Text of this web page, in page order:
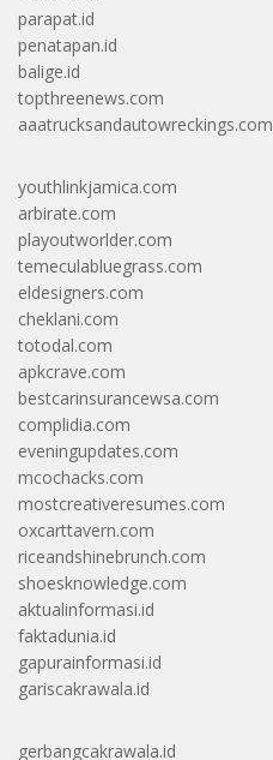
parapat.id
penatapan.id
balige.id
topthreenews.com
aaatrucksandautowreckings.com
youthlinkjamica.com
arbirate.com
playoutworlder.com
temeculabluegrass.com
eldesigners.com
cheklani.com
totodal.com
apkcrave.com
bestcarinsurancewsa.com
complidia.com
eveningupdates.com
mcochacks.com
mostcreativeresumes.com
oxcarttavern.com
riceandshinebrunch.com
shoesknowledge.com
aktualinformasi.id
faktadunia.id
gapurainformasi.id
gariscakrawala.id
gerbangcakrawala.id